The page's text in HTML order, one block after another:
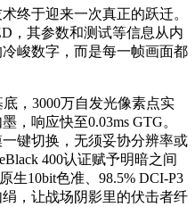
终于迎来一次真正的跃迁。
，其参数和测试等信息从内
峻数字，而是每一帧画面都
，3000万自发光像素点实
，响应快至0.03ms GTG。
一键切换，无须妥协分辨率或
400认证赋予明暗之间
生10bit色准、98.5% DCI-P3
，让战场阴影里的伏击者纤